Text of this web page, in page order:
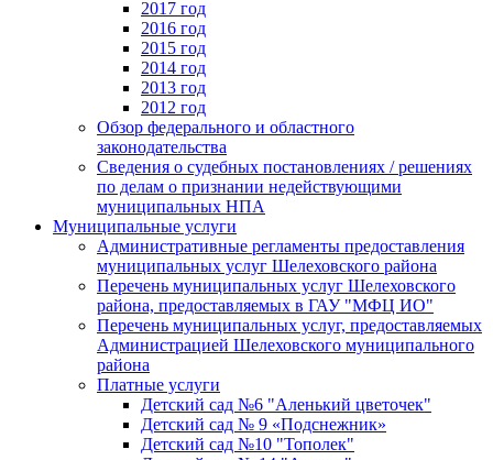
2017 год
2016 год
2015 год
2014 год
2013 год
2012 год
Обзор федерального и областного
законодательства
Сведения о судебных постановлениях / решениях
по делам о признании недействующими
муниципальных НПА
Муниципальные услуги
Административные регламенты предоставления
муниципальных услуг Шелеховского района
Перечень муниципальных услуг Шелеховского
района, предоставляемых в ГАУ "МФЦ ИО"
Перечень муниципальных услуг, предоставляемых
Администрацией Шелеховского муниципального
района
Платные услуги
Детский сад №6 "Аленький цветочек"
Детский сад № 9 «Подснежник»
Детский сад №10 "Тополек"